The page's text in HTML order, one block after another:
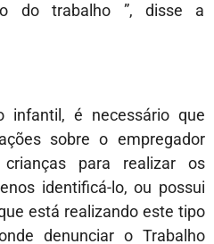
do trabalho ”, disse a
infantil, é necessário que
sobre o empregador
para realizar os
identificá-lo, ou possui
está realizando este tipo
denunciar o Trabalho